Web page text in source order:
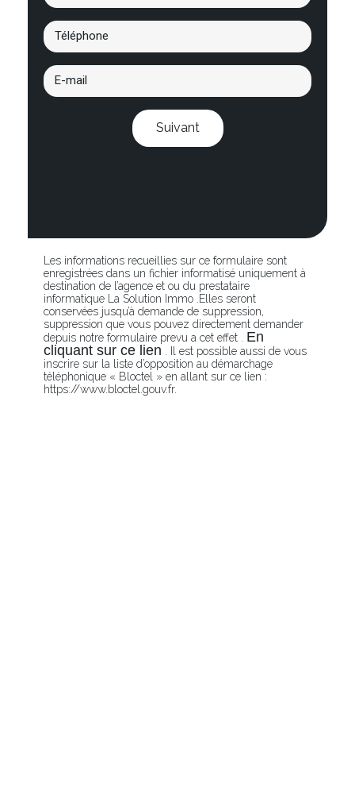
Suivant
Les informations recueillies sur ce formulaire sont
enregistrées dans un fichier informatisé uniquement à
destination de l’agence et ou du prestataire
informatique La Solution Immo .Elles seront
conservées jusqu’à demande de suppression,
suppression que vous pouvez directement demander
depuis notre formulaire prevu a cet effet . En
cliquant sur ce lien . Il est possible aussi de vous
inscrire sur la liste d’opposition au démarchage
téléphonique « Bloctel » en allant sur ce lien :
https://www.bloctel.gouv.fr.